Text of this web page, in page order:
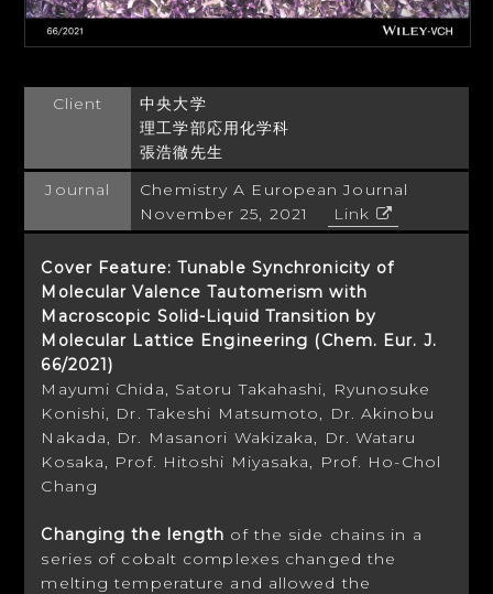
Client
中央大学
理工学部応用化学科
張浩徹先生
Journal
Chemistry A European Journal
November 25, 2021
Link
Cover Feature: Tunable Synchronicity of
Molecular Valence Tautomerism with
Macroscopic Solid-Liquid Transition by
Molecular Lattice Engineering (Chem. Eur. J.
66/2021)
Mayumi Chida, Satoru Takahashi, Ryunosuke
Konishi, Dr. Takeshi Matsumoto, Dr. Akinobu
Nakada, Dr. Masanori Wakizaka, Dr. Wataru
Kosaka, Prof. Hitoshi Miyasaka, Prof. Ho-Chol
Chang
Changing the length of the side chains in a
series of cobalt complexes changed the
melting temperature and allowed the